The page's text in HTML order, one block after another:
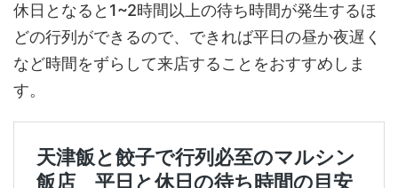
休日となると1~2時間以上の待ち時間が発生するほ
どの行列ができるので、できれば平日の昼か夜遅く
など時間をずらして来店することをおすすめしま
す。